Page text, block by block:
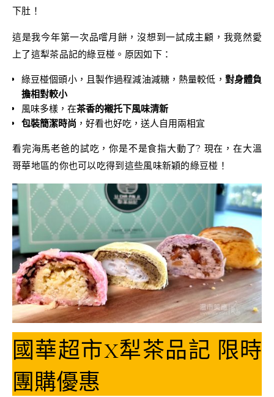
下肚！
這是我今年第一次品嚐月餅，沒想到一試成主顧，我竟然愛
上了這犁茶品記的綠豆椪。原因如下：
綠豆椪個頭小，且製作過程減油減糖，熱量較低， 對身體負
擔相對較小
風味多樣，在茶香的襯托下風味清新
包裝簡潔時尚 ，好看也好吃，送人自用兩相宜
看完海馬老爸的試吃，你是不是食指大動了? 現在，在大溫
哥華地區的你也可以吃得到這些風味新穎的綠豆椪！
國華超市X犁茶品記 限時
團購優惠